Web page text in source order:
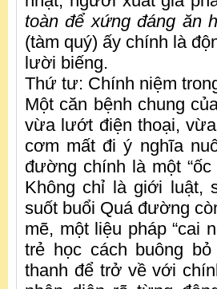
toàn để xứng đáng ăn
(tàm quý) ấy chính là
lười biếng.
Thứ tư: Chính niệm
Một căn bệnh chung
vừa lướt điện thoại,
cơm mất đi ý nghĩa
đường chính là một
Không chỉ là giới luật,
suốt buổi Quá đường
mẽ, một liệu pháp “cai
trẻ học cách buông
thanh để trở về với